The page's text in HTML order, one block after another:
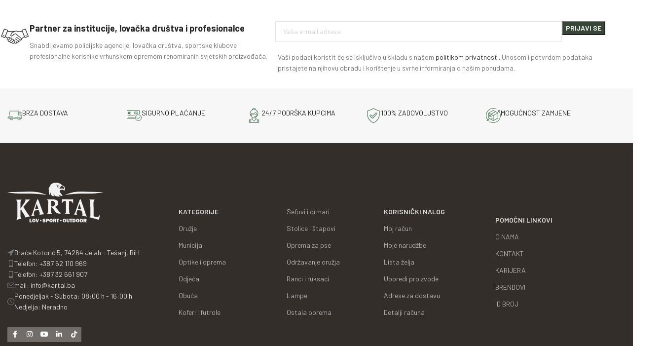
Partner za institucije, lovačka društva i profesionalce
Snabdijevamo policijske agencije, lovačka društva, sportske klubove i
profesionalne korisnike vrhunskom opremom renomiranih svjetskih proizvođača.
Vaši podaci koristit će se isključivo u skladu s našom politikom privatnosti. Unosom i potvrdom podataka
pristajete na njihovu obradu i korištenje u svrhe informiranja o našim ponudama.
BRZA DOSTAVA SIGURNO PLAĆANJE 24/7 PODRŠKA KUPCIMA 100% ZADOVOLJSTVO MOGUĆNOST ZAMJENE
Braće Kotorić 5, 74264 Jelah - Tešanj, BiH
Telefon: +387 62 110 969
Telefon: +387 32 661 907
mail: info@kartal.ba
Ponedjeljak - Subota: 08:00 h - 16:00 h
Nedjelja: Neradno
KATEGORIJE
Oružje
Municija
Optike i oprema
Odjeća
Obuća
Koferi i futrole
Sefovi i ormari
Stolice i štapovi
Oprema za pse
Održavanje oružja
Ranci i ruksaci
Lampe
Ostala oprema
KORISNIČKI NALOG
Moj račun
Moje narudžbe
Lista želja
Uporedi proizvode
Adrese za dostavu
Detalji računa
POMOĆNI LINKOVI
O NAMA
KONTAKT
KARIJERA
BRENDOVI
ID BROJ